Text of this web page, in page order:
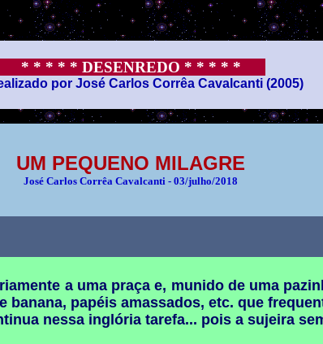
* * * * * DESENREDO * * * * *
por José Carlos Corrêa Cavalcanti (2005)
UM PEQUENO MILAGRE
José Carlos Corrêa Cavalcanti - 03/julho/2018
a uma praça e, munido de uma
papéis amassados, etc. que
nessa inglória tarefa... pois a sujeira